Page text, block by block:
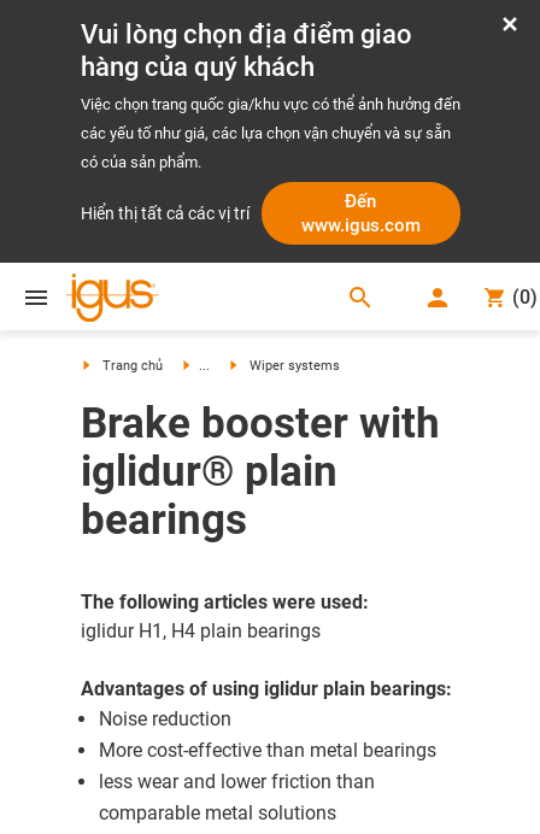
Vui lòng chọn địa điểm giao
hàng của quý khách
Việc chọn trang quốc gia/khu vực có thể ảnh hưởng đến
các yếu tố như giá, các lựa chọn vận chuyển và sự sẵn
có của sản phẩm.
Hiển thị tất cả các vị trí
Đến
www.igus.com
search (0)
Trang chủ ... Wiper systems
Brake booster with
iglidur® plain
bearings
The following articles were used:
iglidur H1, H4 plain bearings
Advantages of using iglidur plain bearings:
Noise reduction
More cost-effective than metal bearings
less wear and lower friction than
comparable metal solutions